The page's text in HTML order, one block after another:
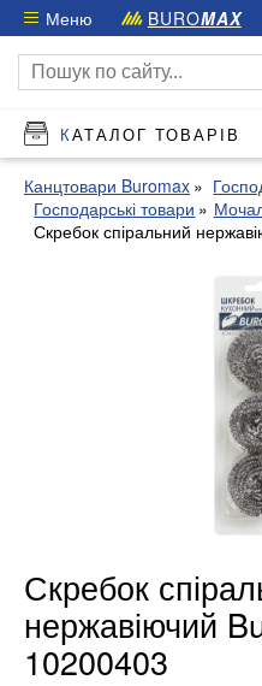
Меню BUROMAX
КАТАЛОГ ТОВАРІВ
Канцтовари Buromax
Господарські товари
Скребок спіральний
Скребок
нержавіючий
10200403